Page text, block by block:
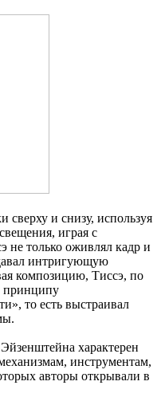
сверху и снизу, используя
играя с
не только оживлял кадр и
интригующую
композицию, Тиссэ, по
принципу
то есть выстраивал
характерен
инструментам,
авторы открывали в